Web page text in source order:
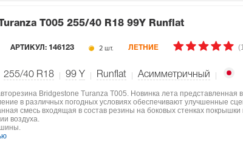
T005 255/40 R18 99Y Runflat
АРТИКУЛ: 146123 2 шт. ЛЕТНИЕ
255/40 R18 99 Y Runflat Асимметричный
Bridgestone Turanza T005. Новинка лета представленная в
в различных погодных условиях обеспечивают улучшенные
смесь входящая в состав резины на боковых стенках
воздуха.